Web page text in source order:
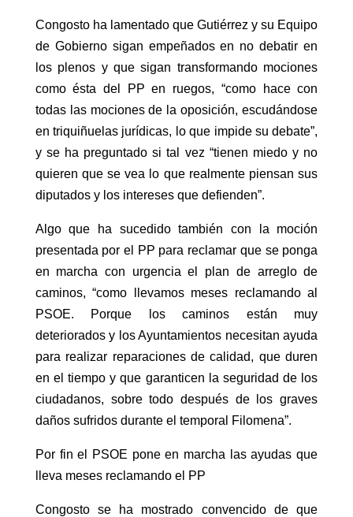
Congosto ha lamentado que Gutiérrez y su Equipo
de Gobierno sigan empeñados en no debatir en
los plenos y que sigan transformando mociones
como ésta del PP en ruegos, “como hace con
todas las mociones de la oposición, escudándose
en triquiñuelas jurídicas, lo que impide su debate”,
y se ha preguntado si tal vez “tienen miedo y no
quieren que se vea lo que realmente piensan sus
diputados y los intereses que defienden”.
Algo que ha sucedido también con la moción
presentada por el PP para reclamar que se ponga
en marcha con urgencia el plan de arreglo de
caminos, “como llevamos meses reclamando al
PSOE. Porque los caminos están muy
deteriorados y los Ayuntamientos necesitan ayuda
para realizar reparaciones de calidad, que duren
en el tiempo y que garanticen la seguridad de los
ciudadanos, sobre todo después de los graves
daños sufridos durante el temporal Filomena”.
Por fin el PSOE pone en marcha las ayudas que
lleva meses reclamando el PP
Congosto se ha mostrado convencido de que